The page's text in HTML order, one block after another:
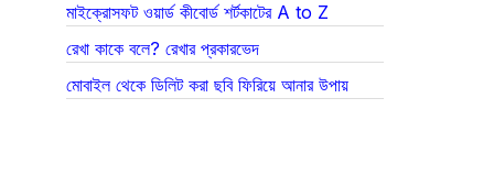
মাইক্রোসফট ওয়ার্ড কীবোর্ড শর্টকাটের A to Z
রেখা কাকে বলে? রেখার প্রকারভেদ
মোবাইল থেকে ডিলিট করা ছবি ফিরিয়ে আনার উপায়